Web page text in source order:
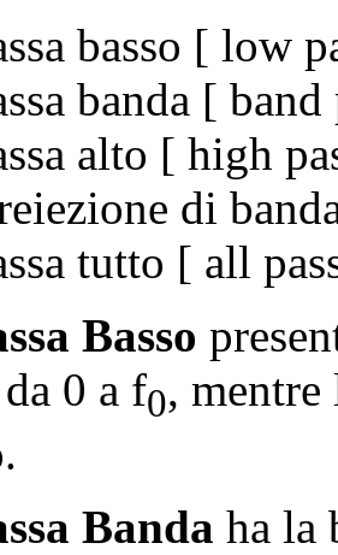
basso [ low
banda [ band
alto [ high
di
tutto [ all
Basso
0 a f0, mentre
Banda ha la